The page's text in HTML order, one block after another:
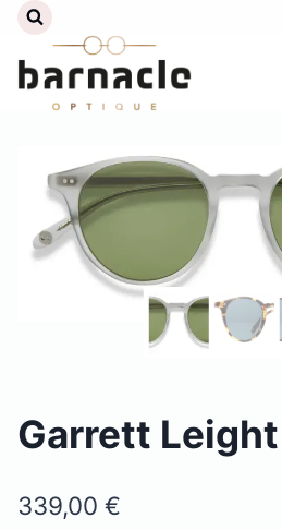
Aller
contenu
Garrett
339,00€